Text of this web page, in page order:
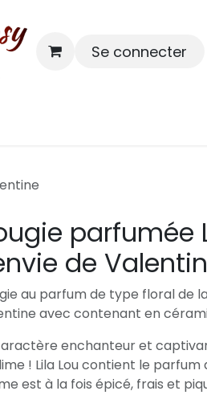
Se connecter
parfumée
de
au parfum de type floral de
avec contenant en
enchanteur et
! Lila Lou contient le
est à la fois épicé, frais et